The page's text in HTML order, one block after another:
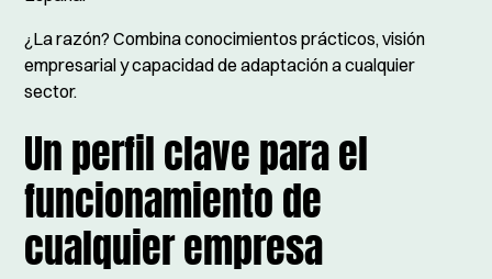
¿La razón? Combina conocimientos prácticos, visión
empresarial y capacidad de adaptación a cualquier
sector.
Un perfil clave para el
funcionamiento de
cualquier empresa